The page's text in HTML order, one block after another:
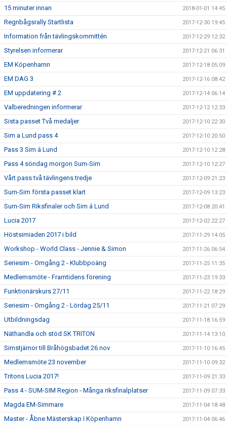
15 minuter innan 2018-01-01 14:45
Regnbågsrally Startlista 2017-12-30 19:45
Information från tävlingskommittén 2017-12-29 12:32
Styrelsen informerar 2017-12-21 06:31
EM Köpenhamn 2017-12-18 05:09
EM DAG 3 2017-12-16 08:42
EM uppdatering # 2 2017-12-14 06:14
Valberedningen informerar 2017-12-12 12:33
Sista passet Två medaljer 2017-12-10 22:30
Sim a Lund pass 4 2017-12-10 20:50
Pass 3 Sim á Lund 2017-12-10 12:28
Pass 4 söndag morgon Sum-Sim 2017-12-10 12:27
Vårt pass två tävlingens tredje 2017-12-09 21:23
Sum-Sim första passet klart 2017-12-09 13:23
Sum-Sim Riksfinaler och Sim á Lund 2017-12-08 20:41
Lucia 2017 2017-12-02 22:27
Höstsimiaden 2017 i bild 2017-11-29 14:05
Workshop - World Class - Jennie & Simon 2017-11-26 06:54
Seriesim - Omgång 2 - Klubbpoäng 2017-11-25 11:35
Medlemsmöte - Framtidens förening 2017-11-23 19:33
Funktionärskurs 27/11 2017-11-22 18:29
Seriesim - Omgång 2 - Lördag 25/11 2017-11-21 07:29
Utbildningsdag 2017-11-18 16:59
Näthandla och stöd SK TRITON 2017-11-14 13:10
Simstjärnor till Bråhögsbadet 26 nov 2017-11-10 16:45
Medlemsmöte 23 november 2017-11-10 09:32
Tritons Lucia 2017! 2017-11-09 21:33
Pass 4 - SUM-SIM Region - Många riksfinalplatser 2017-11-09 07:33
Magda EM-Simmare 2017-11-04 18:48
Master - Åbne Mästerskap I Köpenhamn 2017-11-04 06:46